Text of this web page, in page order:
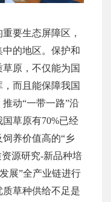
要生态屏障区，
的地区。保护和
原，不仅能为国
而且能保障我国
推动“一带一路”沿
草原有70%已经
养价值高的“乡
源研究-新品种培
展”全产业链进行
草种供给不足是